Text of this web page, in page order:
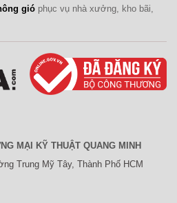
gióphục vụ nhà xưởng, kho bãi,
MẠI KỸ THUẬT QUANG MINH
Trung Mỹ Tây, Thành Phố HCM